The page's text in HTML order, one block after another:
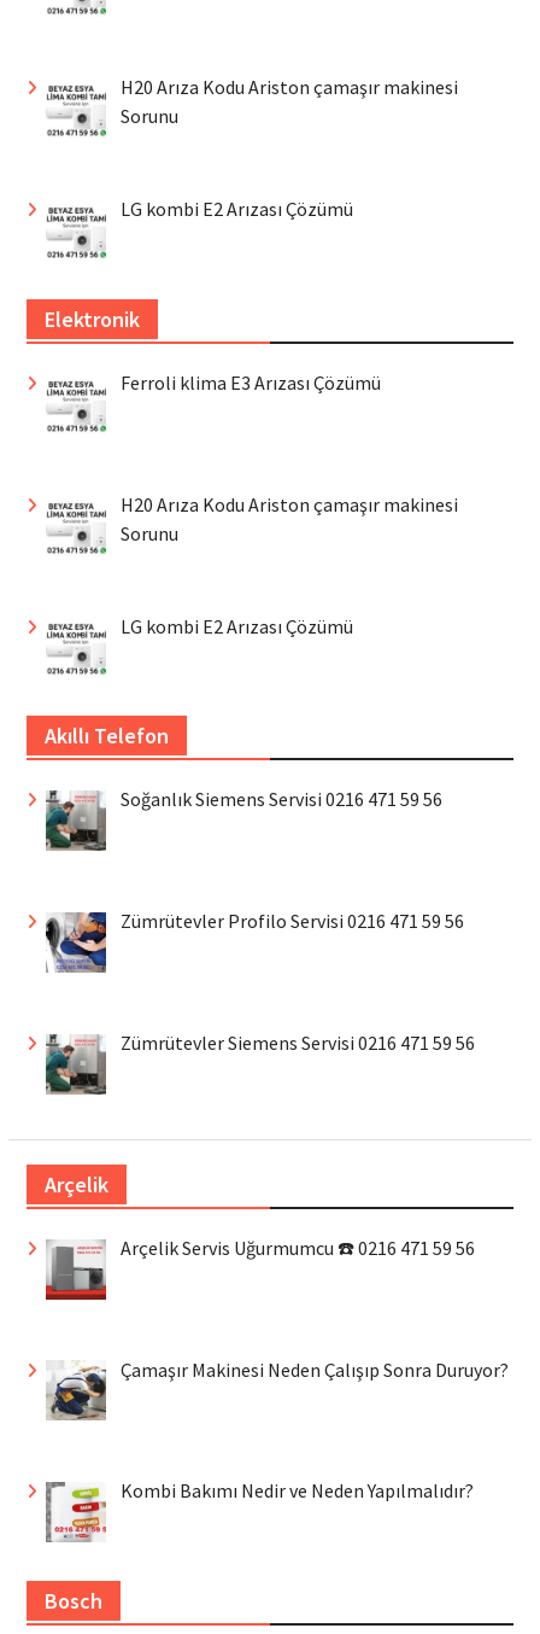
H20 Arıza Kodu Ariston çamaşır makinesi
Sorunu
LG kombi E2 Arızası Çözümü
Elektronik
Ferroli klima E3 Arızası Çözümü
H20 Arıza Kodu Ariston çamaşır makinesi
Sorunu
LG kombi E2 Arızası Çözümü
Akıllı Telefon
Soğanlık Siemens Servisi 0216 471 59 56
Zümrütevler Profilo Servisi 0216 471 59 56
Zümrütevler Siemens Servisi 0216 471 59 56
Arçelik
Arçelik Servis Uğurmumcu ☎️ 0216 471 59 56
Çamaşır Makinesi Neden Çalışıp Sonra Duruyor?
Kombi Bakımı Nedir ve Neden Yapılmalıdır?
Bosch